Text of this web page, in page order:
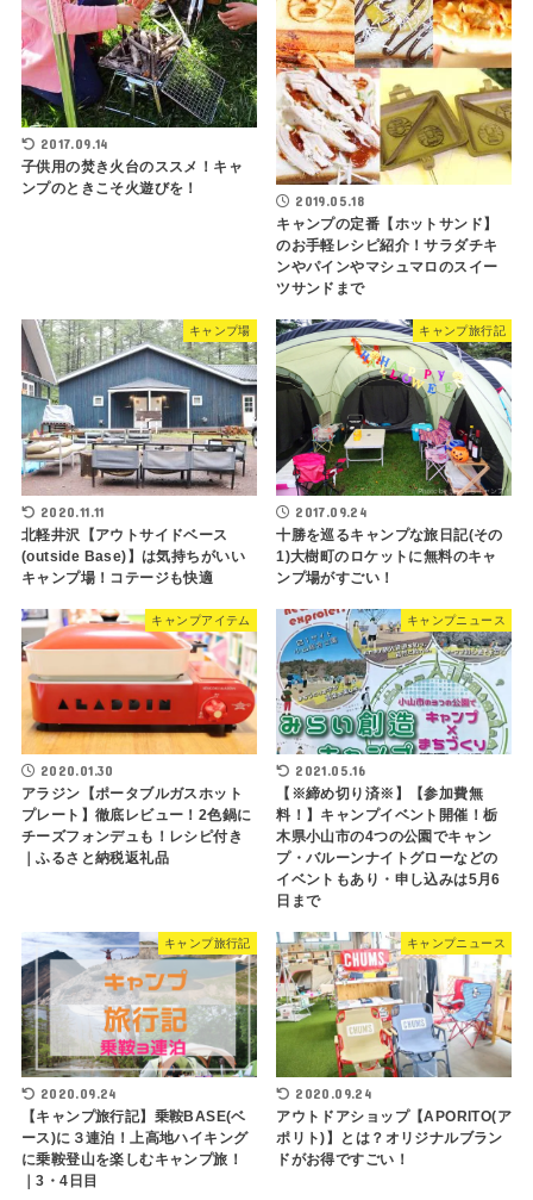
2017.09.14
子供用の焚き火台のススメ！キャ
ンプのときこそ火遊びを！
2019.05.18
キャンプの定番【ホットサンド】
のお手軽レシピ紹介！サラダチキ
ンやパインやマシュマロのスイー
ツサンドまで
キャンプ場
2020.11.11
北軽井沢【アウトサイドベース
(outside Base)】は気持ちがいい
キャンプ場！コテージも快適
キャンプ旅行記
2017.09.24
十勝を巡るキャンプな旅日記(その
1)大樹町のロケットに無料のキャ
ンプ場がすごい！
キャンプアイテム
2020.01.30
アラジン【ポータブルガスホット
プレート】徹底レビュー！2色鍋に
チーズフォンデュも！レシピ付き
｜ふるさと納税返礼品
キャンプニュース
2021.05.16
【※締め切り済※】【参加費無
料！】キャンプイベント開催！栃
木県小山市の4つの公園でキャン
プ・バルーンナイトグローなどの
イベントもあり・申し込みは5月6
日まで
キャンプ旅行記
2020.09.24
【キャンプ旅行記】乗鞍BASE(ベ
ース)に３連泊！上高地ハイキング
に乗鞍登山を楽しむキャンプ旅！
｜3・4日目
キャンプニュース
2020.09.24
アウトドアショップ【APORITO(ア
ポリト)】とは？オリジナルブラン
ドがお得ですごい！